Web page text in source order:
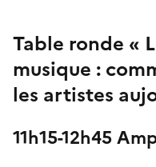
Table ronde «
musique :
les artistes
11h15-12h45